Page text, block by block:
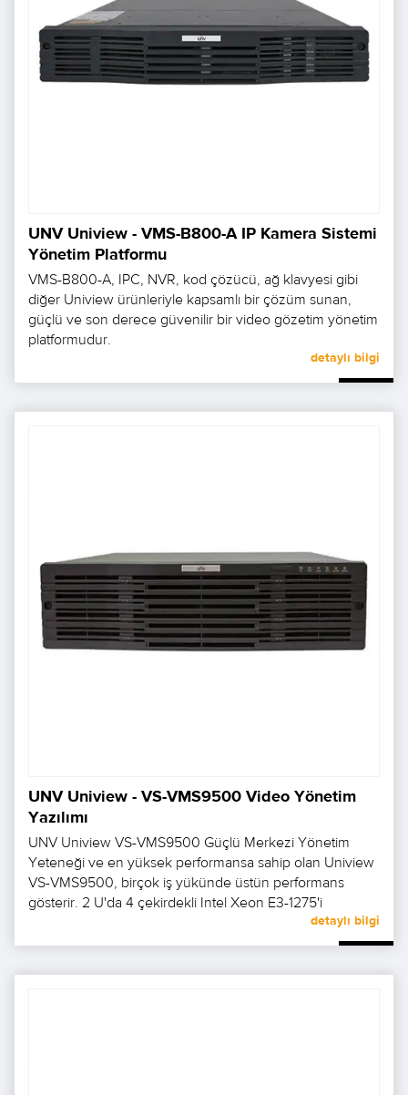
UNV Uniview - VMS-B800-A IP Kamera Sistemi
Yönetim Platformu
VMS-B800-A, IPC, NVR, kod çözücü, ağ klavyesi gibi
diğer Uniview ürünleriyle kapsamlı bir çözüm sunan,
güçlü ve son derece güvenilir bir video gözetim yönetim
platformudur.
detaylı bilgi
UNV Uniview - VS-VMS9500 Video Yönetim
Yazılımı
UNV Uniview VS-VMS9500 Güçlü Merkezi Yönetim
Yeteneği ve en yüksek performansa sahip olan Uniview
VS-VMS9500, birçok iş yükünde üstün performans
gösterir. 2 U'da 4 çekirdekli Intel Xeon E3-1275'i
detaylı bilgi